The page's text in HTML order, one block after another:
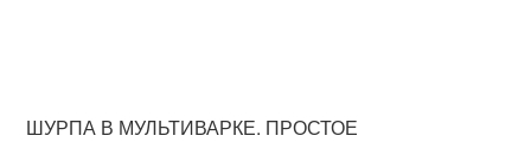
ШУРПА В МУЛЬТИВАРКЕ. ПРОСТОЕ